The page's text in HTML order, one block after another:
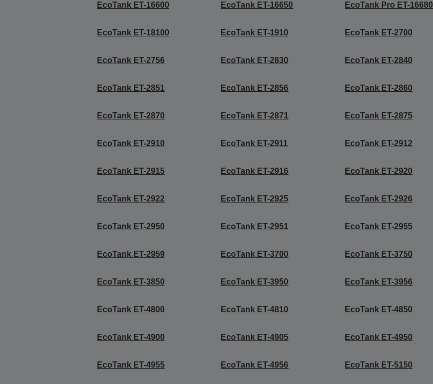
EcoTank ET-16600 EcoTank ET-16650 EcoTank Pro ET-16680
EcoTank ET-18100 EcoTank ET-1910 EcoTank ET-2700
EcoTank ET-2756 EcoTank ET-2830 EcoTank ET-2840
EcoTank ET-2851 EcoTank ET-2856 EcoTank ET-2860
EcoTank ET-2870 EcoTank ET-2871 EcoTank ET-2875
EcoTank ET-2910 EcoTank ET-2911 EcoTank ET-2912
EcoTank ET-2915 EcoTank ET-2916 EcoTank ET-2920
EcoTank ET-2922 EcoTank ET-2925 EcoTank ET-2926
EcoTank ET-2950 EcoTank ET-2951 EcoTank ET-2955
EcoTank ET-2959 EcoTank ET-3700 EcoTank ET-3750
EcoTank ET-3850 EcoTank ET-3950 EcoTank ET-3956
EcoTank ET-4800 EcoTank ET-4810 EcoTank ET-4850
EcoTank ET-4900 EcoTank ET-4905 EcoTank ET-4950
EcoTank ET-4955 EcoTank ET-4956 EcoTank ET-5150